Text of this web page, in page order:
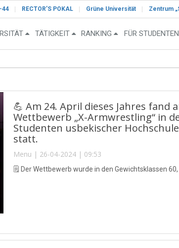
44 RECTOR’S POKAL Grüne Universität Zentrum
TÄTIGKEIT RANKING FÜR STUDENTEN
💪 Am 24. April dieses Jahres
Wettbewerb „X-Armwrestling“ in
Studenten usbekischer
statt.
Menu | 26-04-2024 | 09:53
🗒 Der Wettbewerb wurde in den Gewichtsklassen 60,